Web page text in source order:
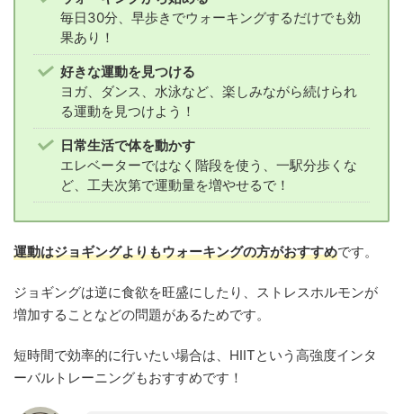
毎日30分、早歩きでウォーキングするだけでも効
果あり！
好きな運動を見つける
ヨガ、ダンス、水泳など、楽しみながら続けられ
る運動を見つけよう！
日常生活で体を動かす
エレベーターではなく階段を使う、一駅分歩くな
ど、工夫次第で運動量を増やせるで！
運動はジョギングよりもウォーキングの方がおすすめです。
ジョギングは逆に食欲を旺盛にしたり、ストレスホルモンが
増加することなどの問題があるためです。
短時間で効率的に行いたい場合は、HIITという高強度インタ
ーバルトレーニングもおすすめです！